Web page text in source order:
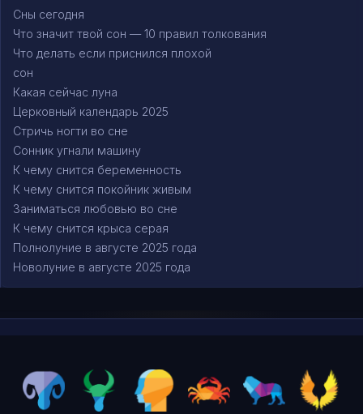
Сны сегодня
Что значит твой сон — 10 правил толкования
Что делать если приснился плохой
сон
Какая сейчас луна
Церковный календарь 2025
Стричь ногти во сне
Сонник угнали машину
К чему снится беременность
К чему снится покойник живым
Заниматься любовью во сне
К чему снится крыса серая
Полнолуние в августе 2025 года
Новолуние в августе 2025 года